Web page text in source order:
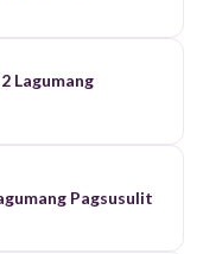
8 WEEK 6 Lagumang Pagsusulit